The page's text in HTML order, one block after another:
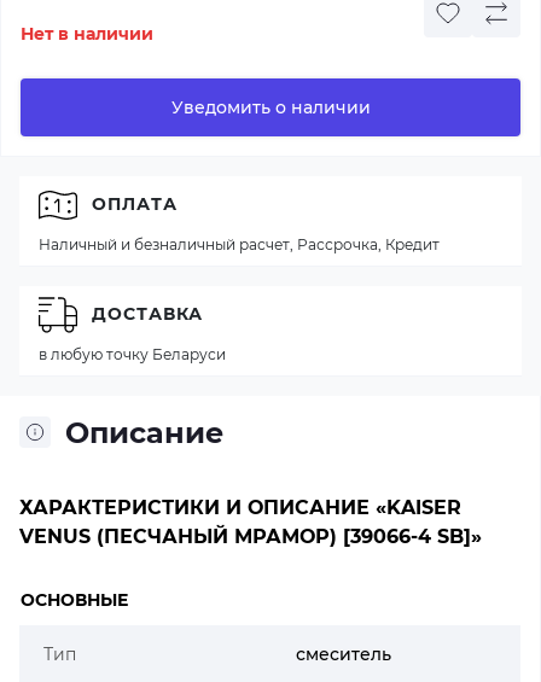
Нет в наличии
Уведомить о наличии
Описание
ХАРАКТЕРИСТИКИ И ОПИСАНИЕ «KAISER
VENUS (ПЕСЧАНЫЙ МРАМОР) [39066-4 SB]»
ОСНОВНЫЕ
Тип смеситель
ОПЛАТА
Наличный и безналичный расчет, Рассрочка, Кредит
ДОСТАВКА
в любую точку Беларуси